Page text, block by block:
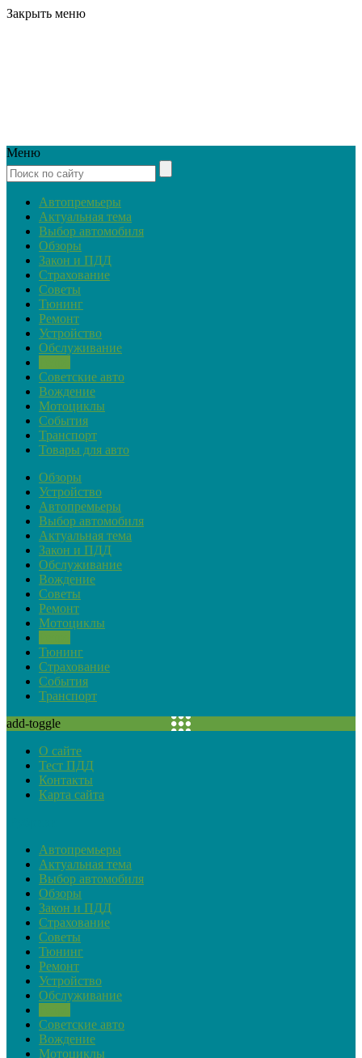
Закрыть меню
Меню
Автопремьеры
Актуальная тема
Выбор автомобиля
Обзоры
Закон и ПДД
Страхование
Советы
Тюнинг
Ремонт
Устройство
Обслуживание
Советские авто
Вождение
Мотоциклы
События
Транспорт
Товары для авто
Обзоры
Устройство
Автопремьеры
Выбор автомобиля
Актуальная тема
Закон и ПДД
Обслуживание
Вождение
Советы
Ремонт
Мотоциклы
Тюнинг
Страхование
События
Транспорт
add-toggle
О сайте
Тест ПДД
Контакты
Карта сайта
Автопремьеры
Актуальная тема
Выбор автомобиля
Обзоры
Закон и ПДД
Страхование
Советы
Тюнинг
Ремонт
Устройство
Обслуживание
Советские авто
Вождение
Мотоциклы